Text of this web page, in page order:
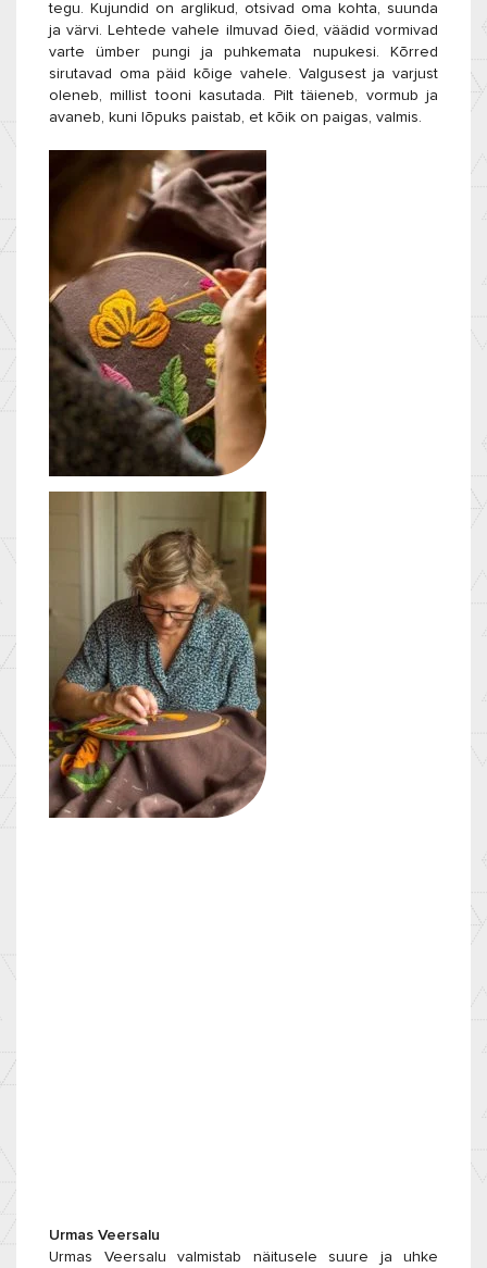
tegu. Kujundid on arglikud, otsivad oma kohta, suunda
ja värvi. Lehtede vahele ilmuvad õied, väädid vormivad
varte ümber pungi ja puhkemata nupukesi. Kõrred
sirutavad oma päid kõige vahele. Valgusest ja varjust
oleneb, millist tooni kasutada. Pilt täieneb, vormub ja
avaneb, kuni lõpuks paistab, et kõik on paigas, valmis.
Urmas Veersalu
Urmas Veersalu valmistab näitusele suure ja uhke